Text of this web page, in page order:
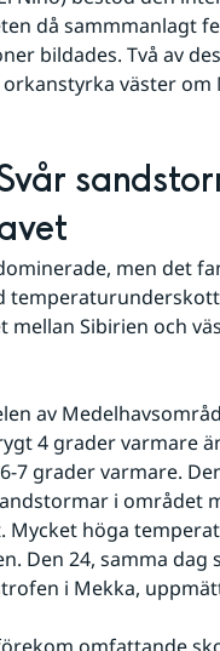
då sammmanlagt
bildades. Två av
väster om
men det
mellan Sibirien och
av
4 grader varmare
7 grader varmare.
i området
Mycket höga
Den 24, samma dag
i Mekka,